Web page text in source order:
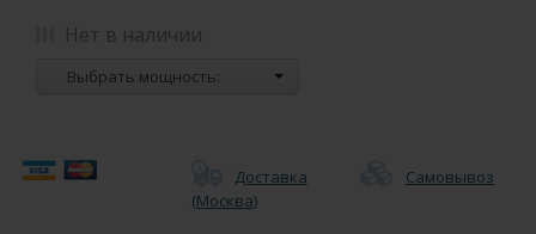
Нет в наличии
Выбрать мощность:
Доставка
(Москва)
Самовывоз